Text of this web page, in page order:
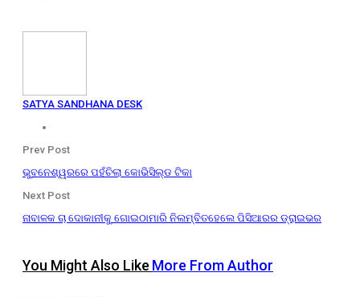
SATYA SANDHANA DESK
Prev Post
ଭୁବନେଶ୍ୱରରେ ପହଁଚିଲା କୋଭିସିଲ୍ଡ ଟିକା
Next Post
ନାବାଳକ ଚା ଦୋକାନୀକୁ ଗୋଇଠାମାରି ନିଲମ୍ବିତହେଲେ ପିସିଆରର ଡ୍ରାଇଭର
You Might Also Like More From Author